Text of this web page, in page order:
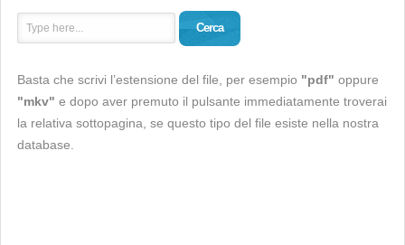
Cerca
Basta che scrivi l’estensione del file, per esempio "pdf" oppure
"mkv" e dopo aver premuto il pulsante immediatamente troverai
la relativa sottopagina, se questo tipo del file esiste nella nostra
database.